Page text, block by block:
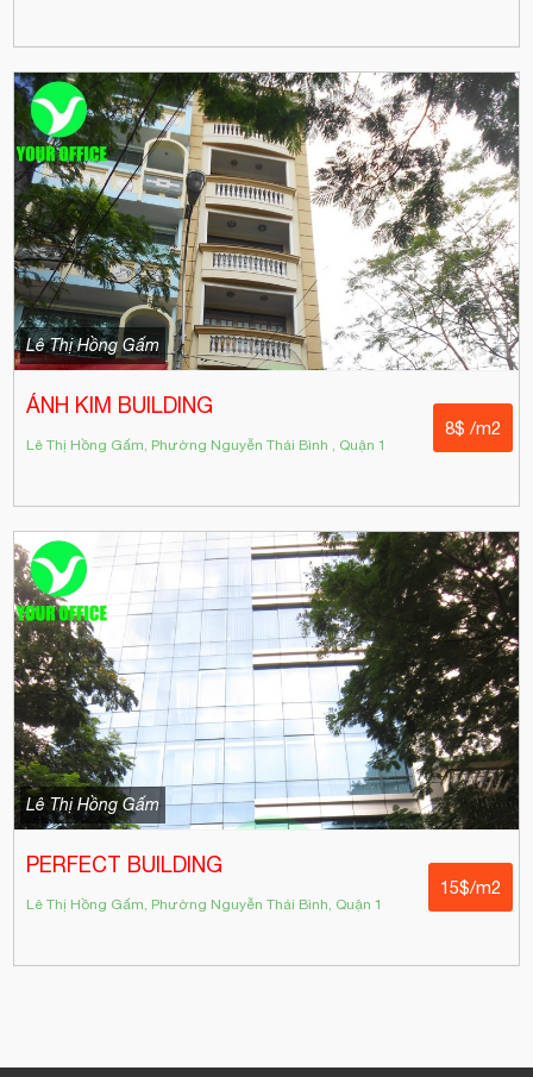
Lê Thị Hồng Gấm
ÁNH KIM BUILDING
Lê Thị Hồng Gấm, Phường Nguyễn Thái Bình , Quận 1
8$ /m2
Lê Thị Hồng Gấm
PERFECT BUILDING
Lê Thị Hồng Gấm, Phường Nguyễn Thái Bình, Quận 1
15$/m2